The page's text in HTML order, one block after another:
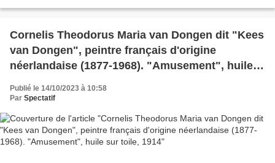
Cornelis Theodorus Maria van Dongen dit "Kees
van Dongen", peintre français d'origine
néerlandaise (1877-1968). "Amusement", huile
Publié le 14/10/2023 à 10:58
Par Spectatif